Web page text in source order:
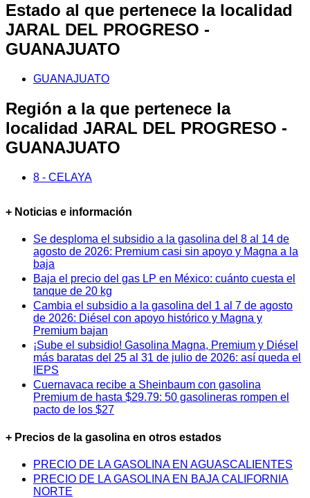
Estado al que pertenece la localidad
JARAL DEL PROGRESO -
GUANAJUATO
GUANAJUATO
Región a la que pertenece la
localidad JARAL DEL PROGRESO -
GUANAJUATO
8 - CELAYA
+ Noticias e información
Se desploma el subsidio a la gasolina del 8 al 14 de
agosto de 2026: Premium casi sin apoyo y Magna a la
baja
Baja el precio del gas LP en México: cuánto cuesta el
tanque de 20 kg
Cambia el subsidio a la gasolina del 1 al 7 de agosto
de 2026: Diésel con apoyo histórico y Magna y
Premium bajan
¡Sube el subsidio! Gasolina Magna, Premium y Diésel
más baratas del 25 al 31 de julio de 2026: así queda el
IEPS
Cuernavaca recibe a Sheinbaum con gasolina
Premium de hasta $29.79: 50 gasolineras rompen el
pacto de los $27
+ Precios de la gasolina en otros estados
PRECIO DE LA GASOLINA EN AGUASCALIENTES
PRECIO DE LA GASOLINA EN BAJA CALIFORNIA
NORTE